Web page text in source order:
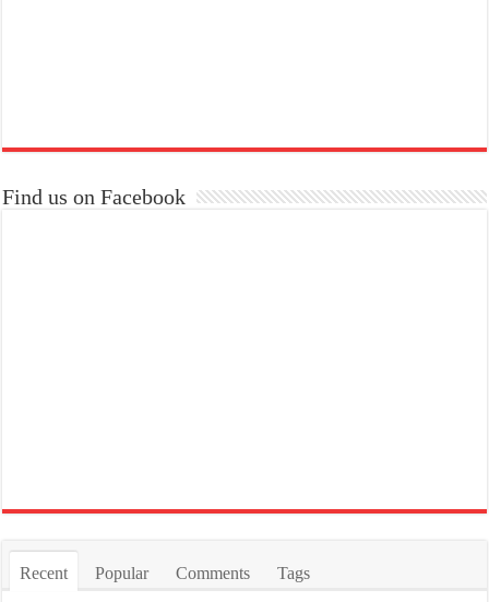
Find us on Facebook
Recent Popular Comments Tags